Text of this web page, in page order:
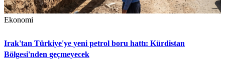
Ekonomi
Irak'tan Türkiye'ye yeni petrol boru hattı: Kürdistan
Bölgesi'nden geçmeyecek